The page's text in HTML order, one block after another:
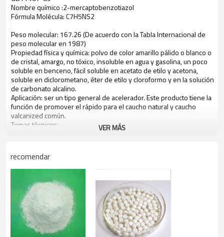
Nombre químico:2-mercaptobenzotiazol
FórmulaMolécula:C7H5NS2
Peso molecular: 167.26(De acuerdocon la TablaInternacional de
peso molecularen 1987)
Propiedadfísica y química:polvo decolor amarillo pálido oblancoo
de cristal, amargo,no tóxico,insolubleen agua ygasolina,unpoco
solubleen benceno,fácil solubleen acetato de etiloyacetona,
solubleen diclorometano,éterde etilo y cloroformoyenla solución
decarbonato alcalino.
Aplicación: ser untipo general de acelerador.Este productotiene la
función depromover elrápidopara el cauchonatural y caucho
valcanized común.
Temas técnicos:
Appearance
Initial Melting Point,
℃≥
Ash Content % ≤ 0.30
Loss on heating ≤ 0.40
Residue on
sieve(150µm) % ≤ 0.1
Embalaje y
almacenaje: El exterior es un sacotejido,
bolsa de plástico. neto:20Kg.Debe ser almacenado
VER MÁS
recomendar